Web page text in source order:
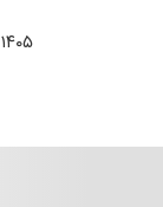
۱۴۰۵ مرداد ۱۵, پنجشنبه